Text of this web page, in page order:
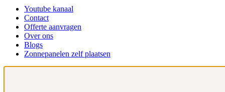
Youtube kanaal
Contact
Offerte aanvragen
Over ons
Blogs
Zonnepanelen zelf plaatsen